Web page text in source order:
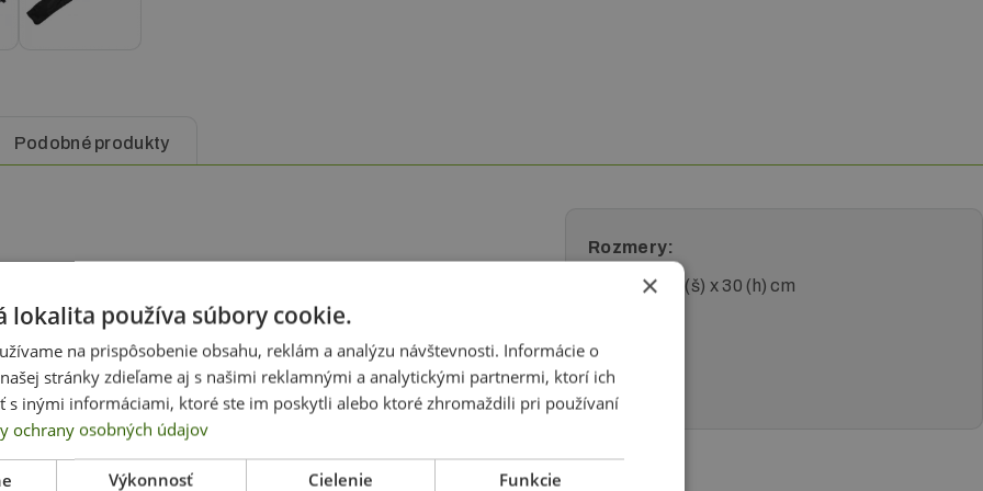
Podobné produkty
preto, že jeho zostavenie trvá len 30 sekúnd a celý stojan
zbaliť do malej tašky. Stojan má štyri vrecká na vloženie
A4, možno ho ľahko
premiestňovať aj v rozloženom
stabilita. Súčasťou balenia je malá taška na
Rozmery:
140 (v) x 25 (š) x 30 (h) cm
Váha:
1,2 kg
×
lokalita používa súbory cookie.
na prispôsobenie obsahu, reklám a analýzu návštevnosti. Informácie o
stránky zdieľame aj s našimi reklamnými a analytickými partnermi, ktorí ich
s inými informáciami, ktoré ste im poskytli alebo ktoré zhromaždili pri používaní
ochrany osobných údajov
Výkonnosť Cielenie Funkcie